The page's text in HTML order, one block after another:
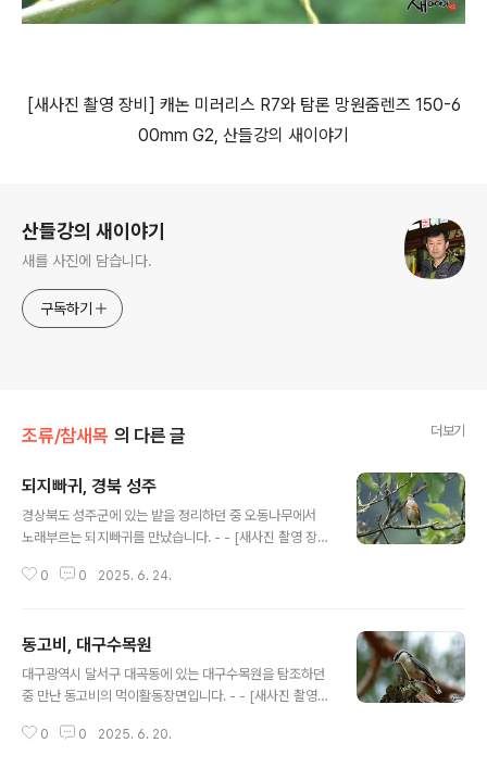
[새사진 촬영 장비 ] 캐논 미러리스 R7와 탐론 망원줌렌즈 150-6
00mm G2, 산들강의 새이야기
산들강의 새이야기
새를 사진에 담습니다.
구독하기
조류/참새목 의 다른 글 더보기
되지빠귀, 경북 성주
경상북도 성주군에 있는 밭을 정리하던 중 오동나무에서
노래부르는 되지빠귀를 만났습니다. - - [새사진 촬영 장
G2, 산들강의 새이야기
0 0 2025. 6. 24.
동고비, 대구수목원
대구광역시 달서구 대곡동에 있는 대구수목원을 탐조하던
중 만난 동고비의 먹이활동장면입니다. - - [새사진 촬영
m G2, 산들강의 새이야기
0 0 2025. 6. 20.